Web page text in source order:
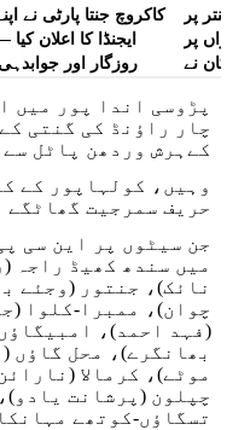
کاکروچ جنتا پارٹی نے
ایجنڈا کا اعلان کیا
روزگار اور
پر
پر
نے
پڑوسی اندا پور میں
چار راؤنڈ کی گنتی
کےہرش وردھن پاٹل سے
وہیں، کولہاپور کے
حریف سمرجیت گھاٹگے
جن سیٹوں پر این سی
میں سندھ کھیڈ راجہ
نائک)، جنتور (وجئے
چوان)، ممبرا-کلوا
(فہد احمد)،
بھانگرے)، محل گاؤں
موٹے)، کرمالا
چپلون (پرشانت
تسگاؤں-کوتھے